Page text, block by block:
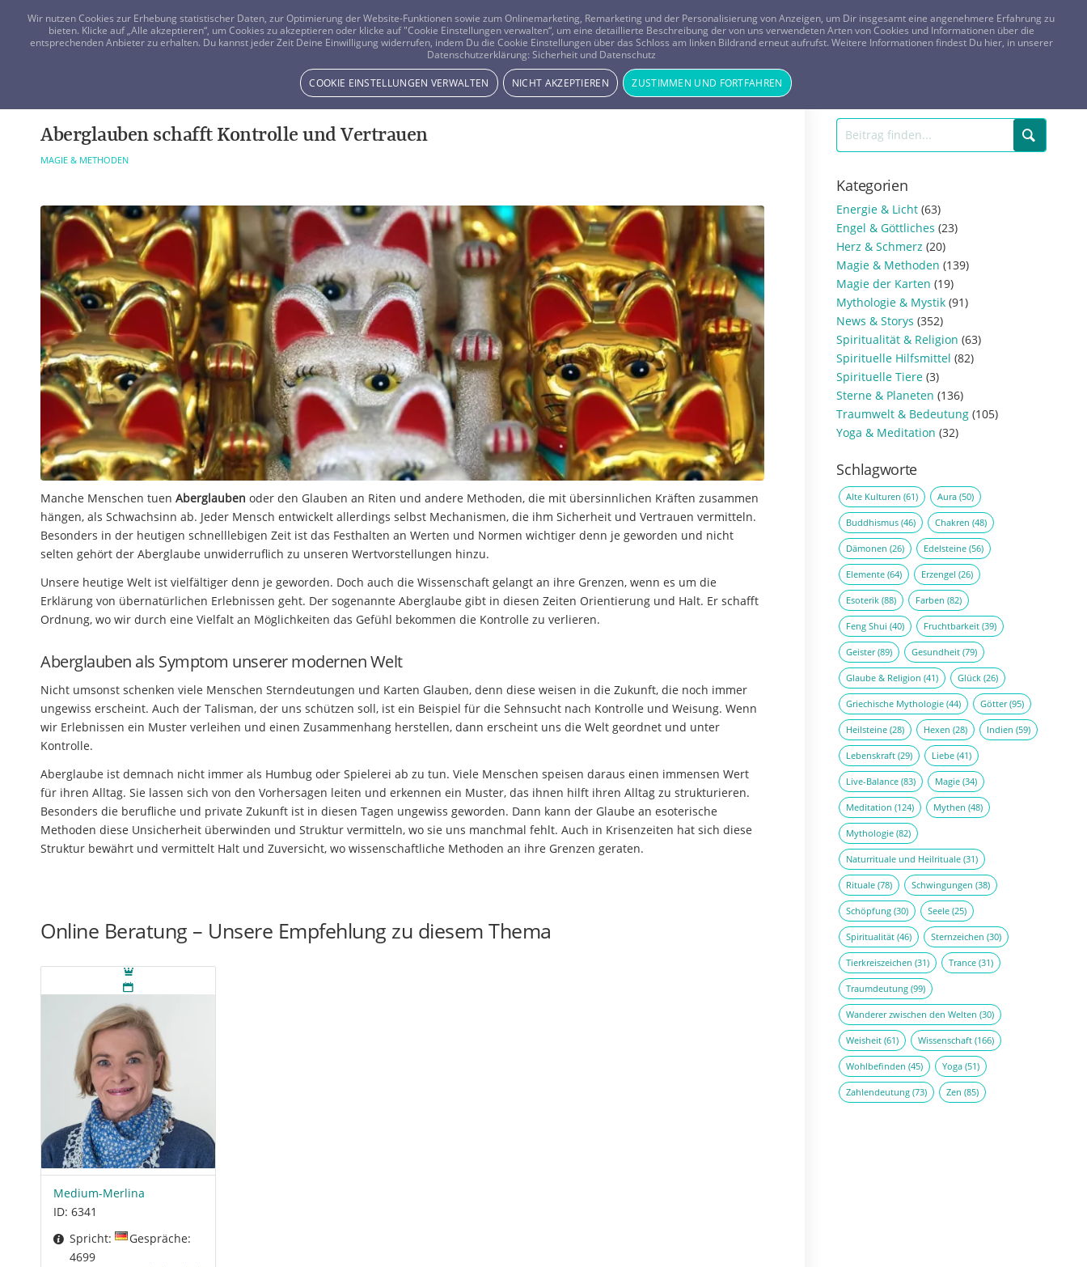
FRAGEN? KOSTENLOS ANRUFEN: 0800-8478266
Beratung Horoskope Tageskarte Magazin ANMELDEN REGISTRIEREN
Aberglauben schafft Kontrolle und Vertrauen
MAGIE & METHODEN
Manche Menschen tuen Aberglauben oder den Glauben an Riten und andere Methoden, die mit übersinnlichen Kräften zusammen
hängen, als Schwachsinn ab. Jeder Mensch entwickelt allerdings selbst Mechanismen, die ihm Sicherheit und Vertrauen vermitteln.
Besonders in der heutigen schnelllebigen Zeit ist das Festhalten an Werten und Normen wichtiger denn je geworden und nicht
selten gehört der Aberglaube unwiderruflich zu unseren Wertvorstellungen hinzu.
Unsere heutige Welt ist vielfältiger denn je geworden. Doch auch die Wissenschaft gelangt an ihre Grenzen, wenn es um die
Erklärung von übernatürlichen Erlebnissen geht. Der sogenannte Aberglaube gibt in diesen Zeiten Orientierung und Halt. Er schafft
Ordnung, wo wir durch eine Vielfalt an Möglichkeiten das Gefühl bekommen die Kontrolle zu verlieren.
Aberglauben als Symptom unserer modernen Welt
Nicht umsonst schenken viele Menschen Sterndeutungen und Karten Glauben, denn diese weisen in die Zukunft, die noch immer
ungewiss erscheint. Auch der Talisman, der uns schützen soll, ist ein Beispiel für die Sehnsucht nach Kontrolle und Weisung. Wenn
wir Erlebnissen ein Muster verleihen und einen Zusammenhang herstellen, dann erscheint uns die Welt geordnet und unter
Kontrolle.
Aberglaube ist demnach nicht immer als Humbug oder Spielerei ab zu tun. Viele Menschen speisen daraus einen immensen Wert
für ihren Alltag. Sie lassen sich von den Vorhersagen leiten und erkennen ein Muster, das ihnen hilft ihren Alltag zu strukturieren.
Besonders die berufliche und private Zukunft ist in diesen Tagen ungewiss geworden. Dann kann der Glaube an esoterische
Methoden diese Unsicherheit überwinden und Struktur vermitteln, wo sie uns manchmal fehlt. Auch in Krisenzeiten hat sich diese
Struktur bewährt und vermittelt Halt und Zuversicht, wo wissenschaftliche Methoden an ihre Grenzen geraten.
Online Beratung – Unsere Empfehlung zu diesem Thema
Medium-Merlina
ID: 6341
Spricht:
Gespräche:
4699
Kategorien
Energie & Licht (63)
Engel & Göttliches (23)
Herz & Schmerz (20)
Magie & Methoden (139)
Magie der Karten (19)
Mythologie & Mystik (91)
News & Storys (352)
Spiritualität & Religion (63)
Spirituelle Hilfsmittel (82)
Spirituelle Tiere (3)
Sterne & Planeten (136)
Traumwelt & Bedeutung (105)
Yoga & Meditation (32)
Schlagworte
Alte Kulturen (61) Aura (50)
Buddhismus (46) Chakren (48)
Dämonen (26) Edelsteine (56)
Elemente (64) Erzengel (26)
Esoterik (88) Farben (82)
Feng Shui (40) Fruchtbarkeit (39)
Geister(89) Gesundheit (79)
Glaube & Religion (41) Glück (26)
Griechische Mythologie (44) Götter(95)
Heilsteine (28) Hexen (28) Indien (59)
Lebenskraft (29) Liebe (41)
Live-Balance (83) Magie (34)
Meditation (124) Mythen (48)
Mythologie (82)
Naturrituale und Heilrituale (31)
Rituale (78) Schwingungen (38)
Schöpfung (30) Seele (25)
Spiritualität (46) Sternzeichen (30)
Tierkreiszeichen (31) Trance (31)
Traumdeutung (99)
Wanderer zwischen den Welten (30)
Weisheit (61) Wissenschaft (166)
Wohlbefinden (45) Yoga (51)
Zahlendeutung (73) Zen (85)
Wir nutzen Cookies zur Erhebung statistischer Daten, zur Optimierung der Website-Funktionen sowie zum Onlinemarketing, Remarketing und der Personalisierung von Anzeigen, um Dir insgesamt eine angenehmere Erfahrung zu
bieten. Klicke auf „Alle akzeptieren“, um Cookies zu akzeptieren oder klicke auf "Cookie Einstellungen verwalten“, um eine detaillierte Beschreibung der von uns verwendeten Arten von Cookies und Informationen über die
entsprechenden Anbieter zu erhalten. Du kannst jeder Zeit Deine Einwilligung widerrufen, indem Du die Cookie Einstellungen über das Schloss am linken Bildrand erneut aufrufst. Weitere Informationen findest Du hier, in unserer
Datenschutzerklärung: Sicherheit und Datenschutz
COOKIE EINSTELLUNGEN VERWALTEN NICHT AKZEPTIEREN ZUSTIMMEN UND FORTFAHREN